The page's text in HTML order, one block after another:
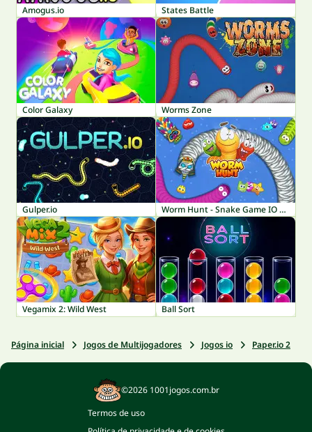
Amogus.io States Battle
Color Galaxy Worms Zone
Gulper.io Worm Hunt - Snake Game IO Zone
Vegamix 2: Wild West Ball Sort
Página inicial Jogos de Multijogadores Jogos io Paper.io 2
©2026 1001jogos.com.br
Termos de uso